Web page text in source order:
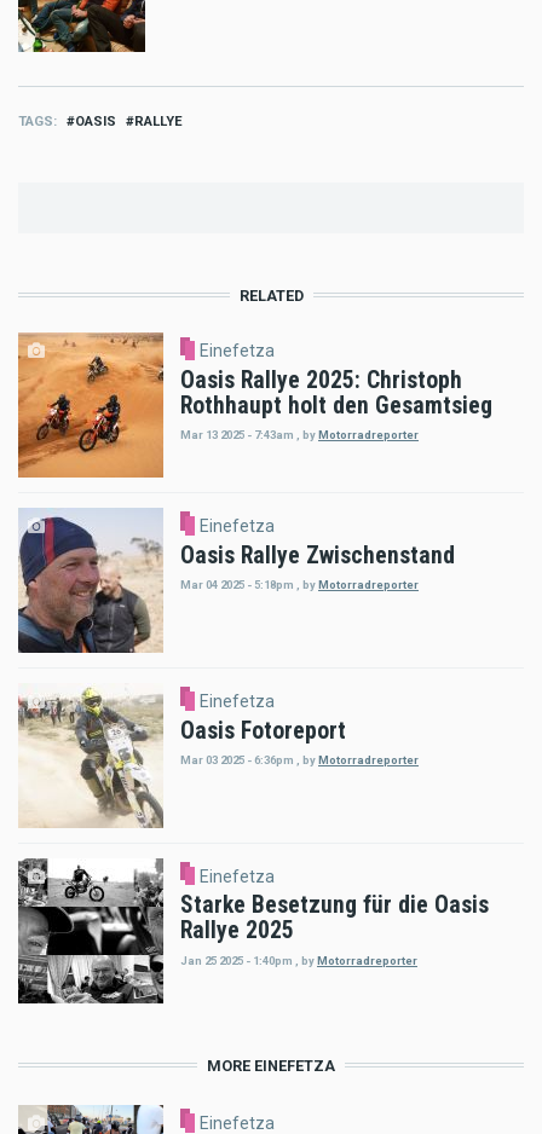
TAGS OASIS RALLYE
RELATED
Einefetza
Oasis Rallye 2025: Christoph
Rothhaupt holt den Gesamtsieg
Mar 13 2025 - 7:43am , byMotorradreporter
Einefetza
Oasis Rallye Zwischenstand
Mar 04 2025 - 5:18pm byMotorradreporter
Einefetza
Oasis Fotoreport
Mar 03 2025 - 6:36pm byMotorradreporter
Einefetza
Starke Besetzung für die Oasis
Rallye 2025
Jan 25 2025 - 1:40pm byMotorradreporter
MORE EINEFETZA
Einefetza